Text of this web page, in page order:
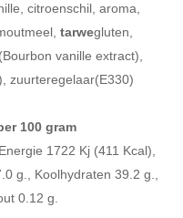
citroenschil, aroma,
tarwegluten,
vanille extract),
zuurteregelaar(E330)
100 gram
1722 Kj (411 Kcal),
g., Koolhydraten 39.2 g.,
0.12 g.